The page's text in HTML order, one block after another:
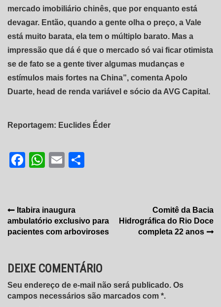
mercado imobiliário chinês, que por enquanto está
devagar. Então, quando a gente olha o preço, a Vale
está muito barata, ela tem o múltiplo barato. Mas a
impressão que dá é que o mercado só vai ficar otimista
se de fato se a gente tiver algumas mudanças e
estímulos mais fortes na China”, comenta Apolo
Duarte, head de renda variável e sócio da AVG Capital.
Reportagem: Euclides Éder
Facebook
WhatsApp
Email
Navegação
de
Itabira inaugura
ambulatório exclusivo para
pacientes com arboviroses
Comitê da Bacia
Hidrográfica do Rio Doce
completa 22 anos
DEIXE COMENTÁRIO
Seu endereço de e-mail não será publicado. Os
campos necessários são marcados com *.